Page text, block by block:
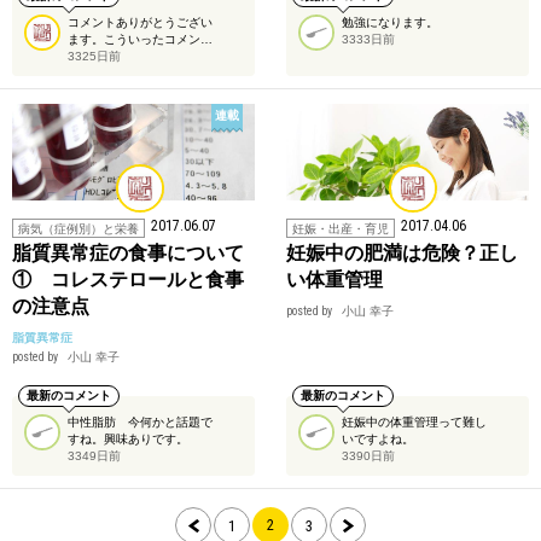
コメントありがとうござい
ます。こういったコメン…
3325日前
勉強になります。
3333日前
連載
病気（症例別）と栄養 2017.06.07
脂質異常症の食事について
① コレステロールと食事
の注意点
脂質異常症
posted by
小山 幸子
最新のコメント
中性脂肪 今何かと話題で
すね。興味ありです。
3349日前
妊娠・出産・育児 2017.04.06
妊娠中の肥満は危険？正し
い体重管理
posted by 小山 幸子
最新のコメント
妊娠中の体重管理って難し
いですよね。
3390日前
1 2 3